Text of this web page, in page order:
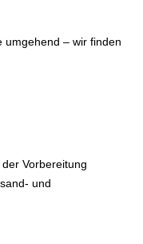
umgehend – wir finden
Vorbereitung
und